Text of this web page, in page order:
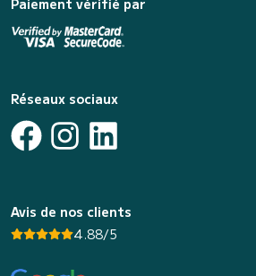
Paiement vérifié par
Réseaux sociaux
Avis de nos clients
4.88/5